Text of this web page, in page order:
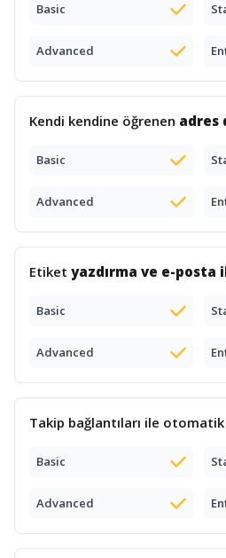
Basic
Advanced
Kendi kendine öğrenen adres
Basic
Advanced
Etiket yazdırma ve e-posta
Basic
Advanced
Takip bağlantıları ile otomatik
Basic
Advanced